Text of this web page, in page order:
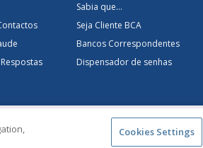
Sabia que...
Seja Cliente BCA
Bancos Correspondentes
Dispensador de senhas
de Cookies Política de Privacidade​
Cookies Settings